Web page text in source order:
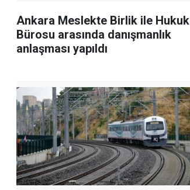
Ankara Meslekte Birlik ile Hukuk
Bürosu arasında danışmanlık
anlaşması yapıldı